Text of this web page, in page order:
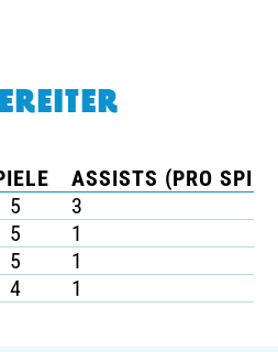
ASSISTS (PRO
5
3
5
1
5
1
4 1